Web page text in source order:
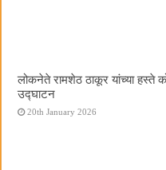
लोकनेते रामशेठ ठाकूर यांच्या हस्ते
उद्घाटन
20th January 2026